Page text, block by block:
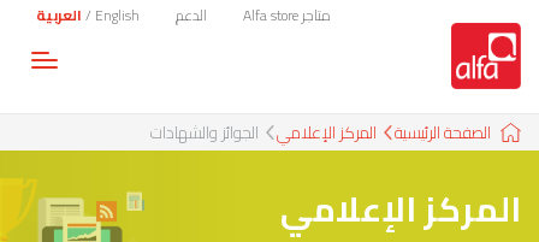
English
/العربية الدعم متاجر Alfa store
الصفحة الرئيسية
المركز الإعلامي الجوائز والشهادات
المركز الإعلامي